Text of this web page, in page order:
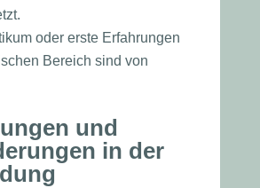
oder erste Erfahrungen
Bereich sind von
und
in der